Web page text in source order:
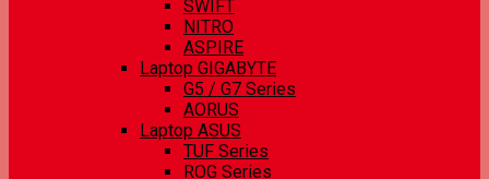
SWIFT
NITRO
ASPIRE
Laptop GIGABYTE
G5 / G7 Series
AORUS
Laptop ASUS
TUF Series
ROG Series